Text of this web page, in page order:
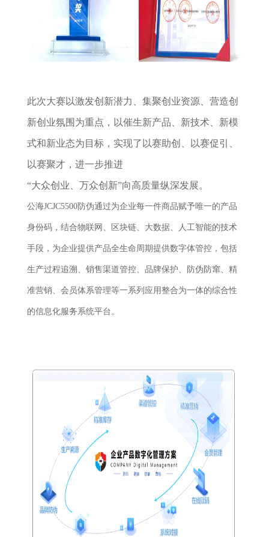
此次大赛以激发创新潜力、集聚创业资源、营造创
新创业氛围为重点，以催生新产品、新技术、新模
式和新业态为目标，实现了以赛助创、以赛促引、
以赛聚才，进一步推进
“大众创业、万众创新”向高质量纵深发展。
公海JCJC5500防伪通过为企业每一件商品赋予唯一的产品
身份码，结合物联网、区块链、大数据、人工智能的技术
手段，为企业提供产品全生命周期提供数字体管控，包括
生产过程追溯、销售渠道管控、品牌保护、防伪防窜、精
准营销、会员体系管理等一系列应用整合为一体的综合性
的信息化服务系统平台。